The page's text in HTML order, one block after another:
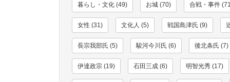
暮らし・文化 (49) お城 (70) 合戦・事件
女性 (31) 文化人 (5) 戦国島津氏 (9)
長宗我部氏 (5) 駿河今川氏 (6) 後北条氏 (7)
伊達政宗 (19) 石田三成 (6) 明智光秀 (17)